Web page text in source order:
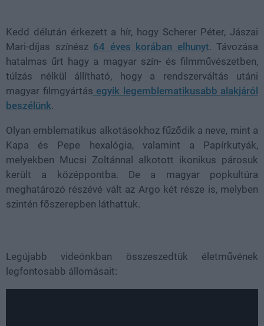
Kedd délután érkezett a hír, hogy Scherer Péter, Jászai
Mari-díjas színész 64 éves korában elhunyt. Távozása
hatalmas űrt hagy a magyar szín- és filmművészetben,
túlzás nélkül állítható, hogy a rendszerváltás utáni
magyar filmgyártás egyik legemblematikusabb alakjáról
beszélünk.
Olyan emblematikus alkotásokhoz fűződik a neve, mint a
Kapa és Pepe hexalógia, valamint a Papírkutyák,
melyekben Mucsi Zoltánnal alkotott ikonikus párosuk
került a középpontba. De a magyar popkultúra
meghatározó részévé vált az Argo két része is, melyben
szintén főszerepben láthattuk.
Legújabb videónkban összeszedtük életművének
legfontosabb állomásait: